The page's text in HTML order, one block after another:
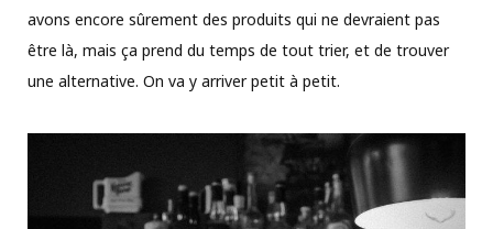
avons encore sûrement des produits qui ne devraient pas
être là, mais ça prend du temps de tout trier, et de trouver
une alternative. On va y arriver petit à petit.